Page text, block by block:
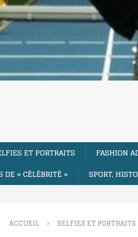
ET PORTRAITS FASHION
DE « CÉLÉBRITÉ »
SPORT,
ACCUEIL SELFIES ET PORTRAITS